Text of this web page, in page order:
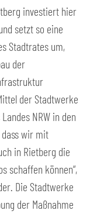
investiert hier
setzt so eine
Stadtrates um,
der
der Stadtwerke
NRW in den
wir mit
in Rietberg die
schaffen können“,
Die Stadtwerke
der Maßnahme